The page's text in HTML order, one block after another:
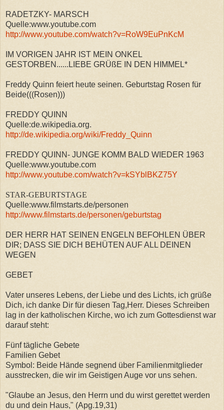
RADETZKY- MARSCH
Quelle:www.youtube.com
http://www.youtube.com/watch?v=RoW9EuPnKcM
IM VORIGEN JAHR IST MEIN ONKEL
GESTORBEN......LIEBE GRÜßE IN DEN HIMMEL*
Freddy Quinn feiert heute seinen. Geburtstag Rosen für
Beide(((Rosen)))
FREDDY QUINN
Quelle:de.wikipedia.org.
http://de.wikipedia.org/wiki/Freddy_Quinn
FREDDY QUINN- JUNGE KOMM BALD WIEDER 1963
Quelle:www.youtube.com
http://www.youtube.com/watch?v=kSYblBKZ75Y
STAR-GEBURTSTAGE
Quelle:www.filmstarts.de/personen
http://www.filmstarts.de/personen/geburtstag
DER HERR HAT SEINEN ENGELN BEFOHLEN ÜBER
DIR; DASS SIE DICH BEHÜTEN AUF ALL DEINEN
WEGEN
GEBET
Vater unseres Lebens, der Liebe und des Lichts, ich grüße
Dich, ich danke Dir für diesen Tag,Herr. Dieses Schreiben
lag in der katholischen Kirche, wo ich zum Gottesdienst war
darauf steht:
Fünf tägliche Gebete
Familien Gebet
Symbol: Beide Hände segnend über Familienmitglieder
ausstrecken, die wir im Geistigen Auge vor uns sehen.
"Glaube an Jesus, den Herrn und du wirst gerettet werden
du und dein Haus," (Apg.19,31)